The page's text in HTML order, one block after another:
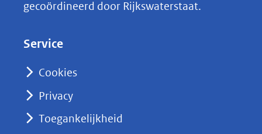
e
nieuw
gecoördineerd door Rijkswaterstaat.
Service
Cookies
Privacy
Toegankelijkheid